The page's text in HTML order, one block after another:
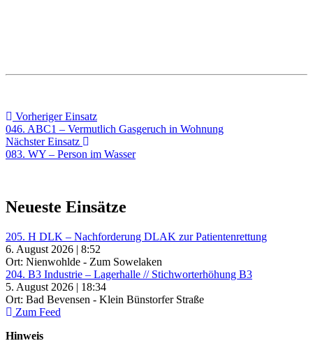
Beitragsnavigation
Vorheriger EinsatzVorheriger
Einsatz:
046. ABC1 – Vermutlich Gasgeruch in Wohnung
Nächster Einsatz
Einsatz:
083. WY – Person im Wasser
Neueste Einsätze
205. H DLK – Nachforderung DLAK zur Patientenrettung
6. August 2026 | 8:52
Ort: Nienwohlde - Zum Sowelaken
204. B3 Industrie – Lagerhalle // Stichworterhöhung B3
5. August 2026 | 18:34
Ort: Bad Bevensen - Klein Bünstorfer Straße
Zum Feed
Hinweis